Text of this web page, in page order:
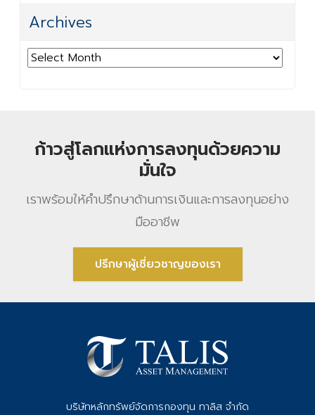
Archives
Archives
ก้าวสู่โลกแห่งการลงทุนด้วยความ
มั่นใจ
เราพร้อมให้คําปรึกษาด้านการเงินและการลงทุนอย่าง
มืออาชีพ
ปรึกษาผู้เชี่ยวชาญของเรา
บริษัทหลักทรัพย์จัดการกองทุน ทาลิส จำกัด